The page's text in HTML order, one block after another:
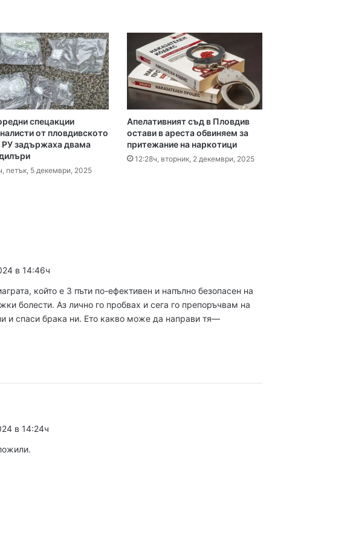
Специален гост от Бразилия посети пловдивските пожарникари
„Взели са му 30-те евро, да си хапнат дюнери“. Смразяващи детайли от екзекуцията на Младежкия хълм
Георги Господинов: Насъскването е половината от поръчването на едно убийство
спецакции
от пловдивското
РУ задържаха двама
петък, 5 декември, 2025
Апелативният съд в Пловдив
остави в ареста обвиняем за
притежание на наркотици
12:28ч, вторник, 2 декември, 2025
в 14:46ч
който е 3 пъти по-ефективен и напълно безопасен на
болести. Аз лично го пробвах и сега го препоръчвам на
и спаси брака ни. Ето какво може да направи тя––
в 14:24ч